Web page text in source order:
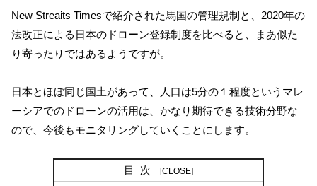
New Streaits Timesで紹介された馬国の管理規制と、2020年の
法改正による日本のドローン登録制度を比べると、まあ似た
り寄ったりではあるようですが。
日本とほぼ同じ国土があって、人口は5分の１程度というマレ
ーシアでのドローンの活用は、かなり期待できる技術分野な
ので、今後もモニタリングしていくことにします。
目次